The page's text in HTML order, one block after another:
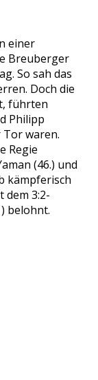
einer
Breuberger
So sah das
Doch die
führten
Philipp
Tor waren.
Regie
(46.) und
kämpferisch
dem 3:2-
belohnt.